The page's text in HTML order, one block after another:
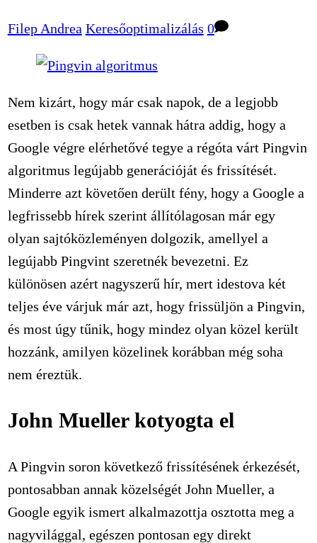
Filep Andrea Keresőoptimalizálás 0
Nem kizárt, hogy már csak napok, de a legjobb
esetben is csak hetek vannak hátra addig, hogy a
Google végre elérhetővé tegye a régóta várt Pingvin
algoritmus legújabb generációját és frissítését.
Minderre azt követően derült fény, hogy a Google a
legfrissebb hírek szerint állítólagosan már egy
olyan sajtóközleményen dolgozik, amellyel a
legújabb Pingvint szeretnék bevezetni. Ez
különösen azért nagyszerű hír, mert idestova két
teljes éve várjuk már azt, hogy frissüljön a Pingvin,
és most úgy tűnik, hogy mindez olyan közel került
hozzánk, amilyen közelinek korábban még soha
nem éreztük.
John Mueller kotyogta el
A Pingvin soron következő frissítésének érkezését,
pontosabban annak közelségét John Mueller, a
Google egyik ismert alkalmazottja osztotta meg a
nagyvilággal, egészen pontosan egy direkt